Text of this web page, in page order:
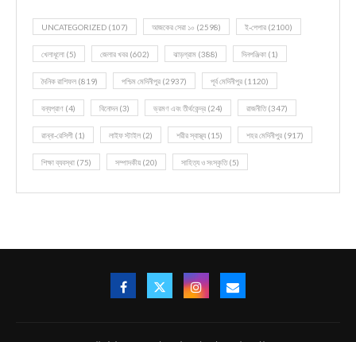
UNCATEGORIZED (107) আজকের সেরা ১০ (2598) ই-পেপার (2100)
খেলাধূলো (5) জেলার খবর (602) ঝাড়গ্রাম (388) দিনপঞ্জিকা (1)
দৈনিক রাশিফল (819) পশ্চিম মেদিনীপুর (2937) পূর্ব মেদিনীপুর (1120)
বন্যপ্রাণ (4) বিনোদন(3) ভ্রমণ এবং তীর্থকেন্দ্র (24) রাজনীতি(347)
রান্না-রেসিপী (1) লাইফ স্টাইল (2) শরীর স্বাস্থ্য (15) শহর মেদিনীপুর (917)
শিক্ষা ব্যবস্থা (75) সম্পাদকীয় (20) সাহিত্য ও সংস্কৃতি(5)